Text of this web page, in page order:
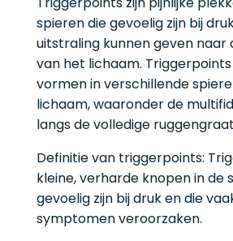
spieren die gevoelig zijn bij
uitstraling kunnen geven naar
van het lichaam.
vormen in verschillende
lichaam, waaronder de
langs de volledige
Definitie van triggerpoints:
kleine, verharde knopen in de
gevoelig zijn bij druk en die
symptomen veroorzaken.